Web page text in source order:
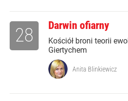
Darwin ofiarny
Kościół broni teorii
Giertychem
28
Anita Blinkiewicz